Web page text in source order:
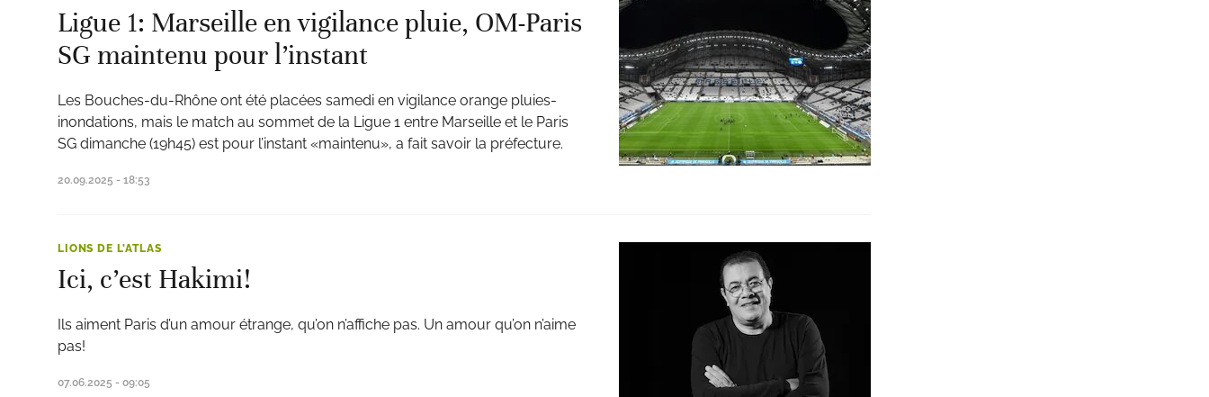
Ligue 1: Marseille en vigilance pluie, OM-Paris
SG maintenu pour l’instant
Les Bouches-du-Rhône ont été placées samedi en vigilance orange pluies-
inondations, mais le match au sommet de la Ligue 1 entre Marseille et le Paris
SG dimanche (19h45) est pour l’instant «maintenu», a fait savoir la préfecture.
20.09.2025 - 18:53
LIONS DE L'ATLAS
Ici, c’est Hakimi!
Ils aiment Paris d’un amour étrange, qu’on n’affiche pas. Un amour qu’on n’aime
pas!
07.06.2025 - 09:05